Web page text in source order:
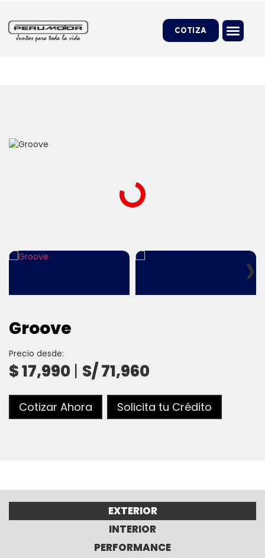
COTIZA
›
Groove
Precio desde:
$ 17,990 | S/ 71,960
Cotizar Ahora Solicita tu Crédito
EXTERIOR
INTERIOR
PERFORMANCE